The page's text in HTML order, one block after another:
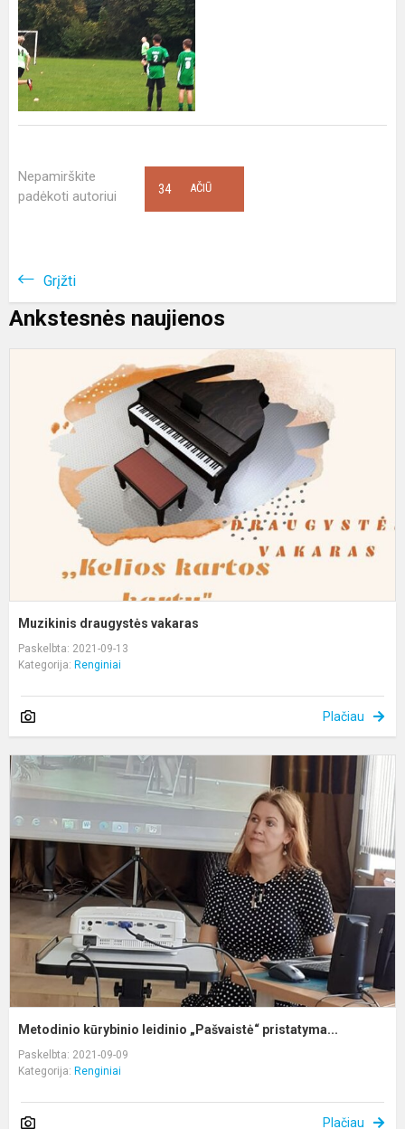
Nepamirškite
padėkoti autoriui
AČIŪ
34
Grįžti
Ankstesnės naujienos
Muzikinis draugystės vakaras
Paskelbta: 2021-09-13
Kategorija: Renginiai
Plačiau
Metodinio kūrybinio leidinio „Pašvaistė“ pristatyma...
Paskelbta: 2021-09-09
Kategorija: Renginiai
Plačiau